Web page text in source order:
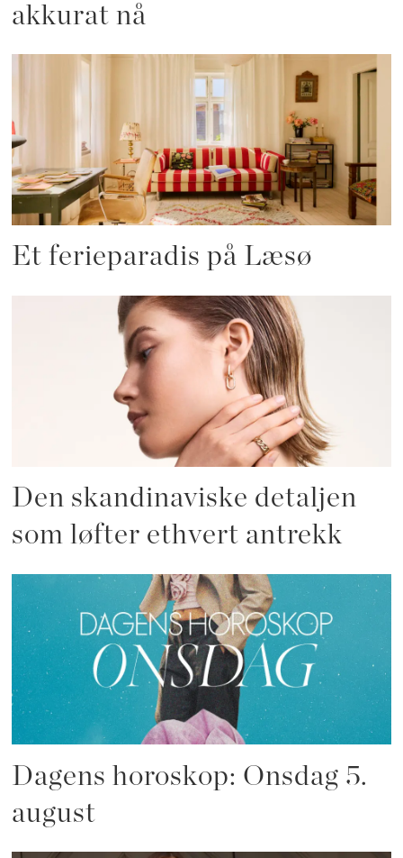
akkurat nå
Et ferieparadis på Læsø
Den skandinaviske detaljen
som løfter ethvert antrekk
Dagens horoskop: Onsdag 5.
august